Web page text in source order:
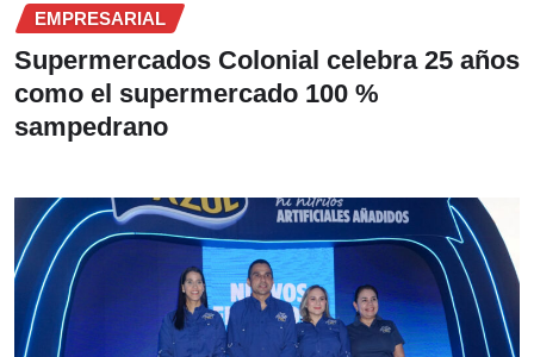
EMPRESARIAL
Supermercados Colonial celebra 25 años
como el supermercado 100 %
sampedrano